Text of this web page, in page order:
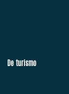
De turismo